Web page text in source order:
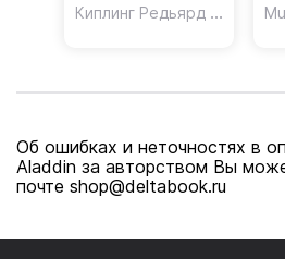
Киплинг Редьярд Джозеф
Об ошибках и неточностях в
Aladdin за авторством Вы
почте shop@deltabook.ru